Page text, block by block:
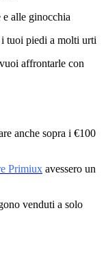
alle ginocchia
i tuoi piedi a molti urti
affrontarle con
anche sopra i €100
Primiux avessero un
venduti a solo